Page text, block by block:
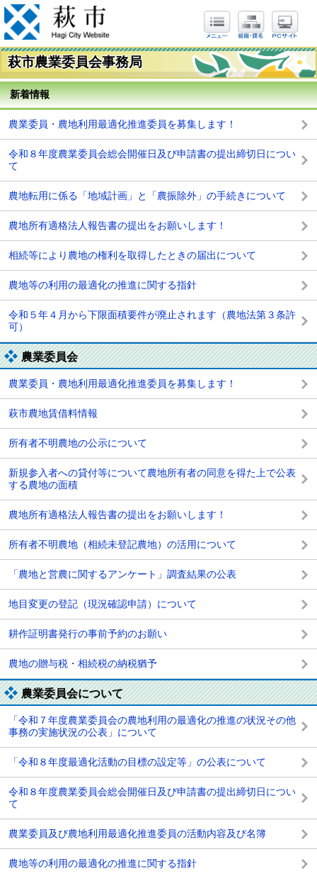
萩市農業委員会事務局
新着情報
農業委員・農地利用最適化推進委員を募集します！
令和８年度農業委員会総会開催日及び申請書の提出締切日につい
て
農地転用に係る「地域計画」と「農振除外」の手続きについて
農地所有適格法人報告書の提出をお願いします！
相続等により農地の権利を取得したときの届出について
農地等の利用の最適化の推進に関する指針
令和５年４月から下限面積要件が廃止されます（農地法第３条許
可）
農業委員会
農業委員・農地利用最適化推進委員を募集します！
萩市農地賃借料情報
所有者不明農地の公示について
新規参入者への貸付等について農地所有者の同意を得た上で公表
する農地の面積
農地所有適格法人報告書の提出をお願いします！
所有者不明農地（相続未登記農地）の活用について
「農地と営農に関するアンケート」調査結果の公表
地目変更の登記（現況確認申請）について
耕作証明書発行の事前予約のお願い
農地の贈与税・相続税の納税猶予
農業委員会について
「令和７年度農業委員会の農地利用の最適化の推進の状況その他
事務の実施状況の公表」について
「令和８年度最適化活動の目標の設定等」の公表について
令和８年度農業委員会総会開催日及び申請書の提出締切日につい
て
農業委員及び農地利用最適化推進委員の活動内容及び名簿
農地等の利用の最適化の推進に関する指針